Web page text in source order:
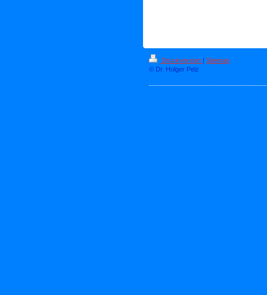
Druckversion | Sitemap
© Dr. Holger Pelz